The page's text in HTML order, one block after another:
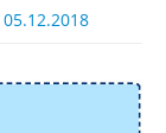
05.12.2018